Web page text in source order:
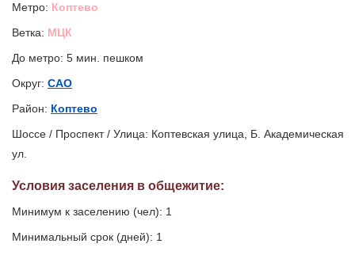
Метро: Коптево
Ветка: МЦК
До метро: 5 мин. пешком
Округ: САО
Район: Коптево
Шоссе / Проспект / Улица: Коптевская улица, Б. Академическая
ул.
Условия заселения в общежитие:
Минимум к заселению (чел): 1
Минимальный срок (дней): 1